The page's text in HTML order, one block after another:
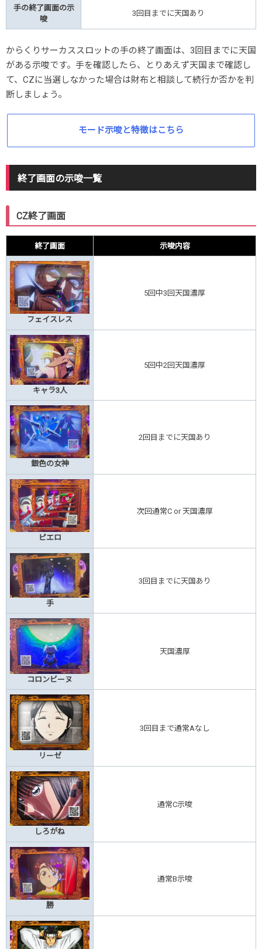
手の終了画面の示
唆
3回目までに天国あり
からくりサーカススロットの手の終了画面は、3回目までに天国
がある示唆です。手を確認したら、とりあえず天国まで確認し
て、CZに当選しなかった場合は財布と相談して続行か否かを判
断しましょう。
モード示唆と特徴はこちら
終了画面の示唆一覧
CZ終了画面
終了画面 示唆内容
フェイスレス
5回中3回天国濃厚
キャラ3人
5回中2回天国濃厚
銀色の女神
2回目までに天国あり
ピエロ
次回通常C or 天国濃厚
手
3回目までに天国あり
コロンビーヌ
天国濃厚
リーゼ
3回目まで通常Aなし
しろがね
通常C示唆
勝
通常B示唆